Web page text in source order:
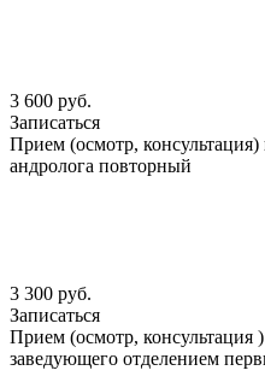
3 600 руб.
Записаться
Прием (осмотр, консультация)
андролога повторный
3 300 руб.
Записаться
Прием (осмотр, консультация
заведующего отделением